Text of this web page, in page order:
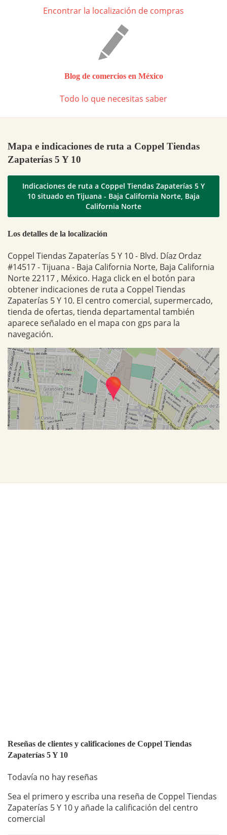
Encontrar la localización de compras
Blog de comercios en México
Todo lo que necesitas saber
Mapa e indicaciones de ruta a Coppel Tiendas
Zapaterías 5 Y 10
Indicaciones de ruta a Coppel Tiendas Zapaterías 5 Y
10 situado en Tijuana - Baja California Norte, Baja
California Norte
Los detalles de la localización
Coppel Tiendas Zapaterías 5 Y 10 - Blvd. Díaz Ordaz
#14517 - Tijuana - Baja California Norte, Baja California
Norte 22117 , México. Haga click en el botón para
obtener indicaciones de ruta a Coppel Tiendas
Zapaterías 5 Y 10. El centro comercial, supermercado,
tienda de ofertas, tienda departamental también
aparece señalado en el mapa con gps para la
navegación.
Reseñas de clientes y calificaciones de Coppel Tiendas
Zapaterías 5 Y 10
Todavía no hay reseñas
Sea el primero y escriba una reseña de Coppel Tiendas
Zapaterías 5 Y 10 y añade la calificación del centro
comercial